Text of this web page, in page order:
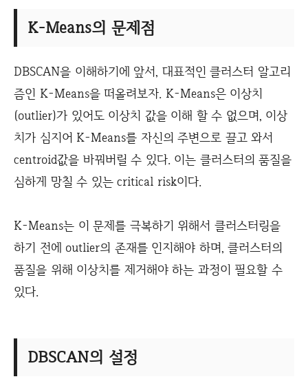
K-Means의 문제점
DBSCAN을 이해하기에 앞서, 대표적인 클러스터 알고리
즘인 K-Means을 떠올려보자. K-Means은 이상치
(outlier)가 있어도 이상치 값을 이해 할 수 없으며, 이상
치가 심지어 K-Means를 자신의 주변으로 끌고 와서
centroid값을 바꿔버릴 수 있다. 이는 클러스터의 품질을
심하게 망칠 수 있는 critical risk이다.
K-Means는 이 문제를 극복하기 위해서 클러스터링을
하기 전에 outlier의 존재를 인지해야 하며, 클러스터의
품질을 위해 이상치를 제거해야 하는 과정이 필요할 수
있다.
DBSCAN의 설정